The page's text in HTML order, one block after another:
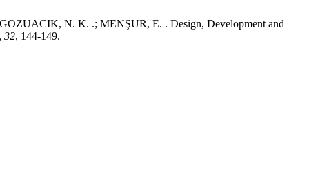
N. K. .; MENŞUR, E. . Design, Development and
32, 144-149.